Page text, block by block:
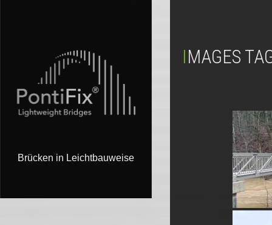
Brücken in Leichtbauweise
IMAGES